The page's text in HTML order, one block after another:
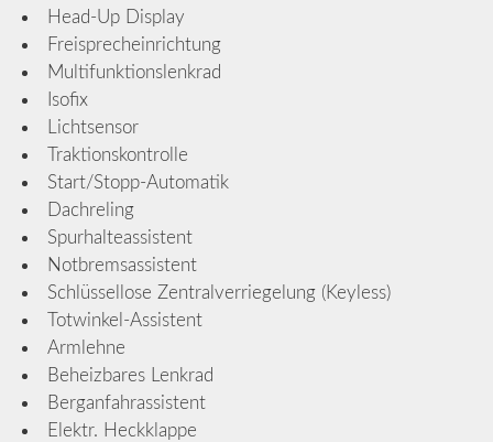
Head-Up Display
Freisprecheinrichtung
Multifunktionslenkrad
Isofix
Lichtsensor
Traktionskontrolle
Start/Stopp-Automatik
Dachreling
Spurhalteassistent
Notbremsassistent
Schlüssellose Zentralverriegelung (Keyless)
Totwinkel-Assistent
Armlehne
Beheizbares Lenkrad
Berganfahrassistent
Elektr. Heckklappe